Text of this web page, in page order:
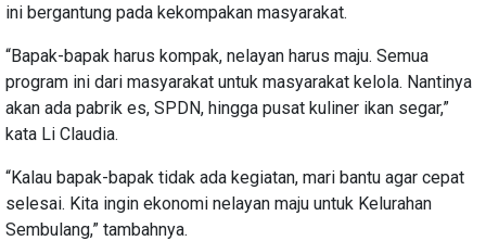
ini bergantung pada kekompakan masyarakat.
“Bapak-bapak harus kompak, nelayan harus maju. Semua
program ini dari masyarakat untuk masyarakat kelola. Nantinya
akan ada pabrik es, SPDN, hingga pusat kuliner ikan segar,”
kata Li Claudia.
“Kalau bapak-bapak tidak ada kegiatan, mari bantu agar cepat
selesai. Kita ingin ekonomi nelayan maju untuk Kelurahan
Sembulang,” tambahnya.